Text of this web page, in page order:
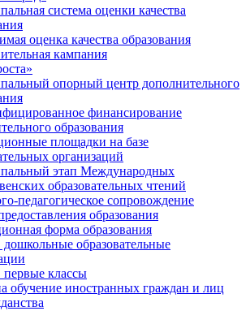
система оценки качества
оценка качества образования
кампания
опорный центр дополнительного
финансирование
образования
площадки на базе
организаций
этап Международных
образовательных чтений
педагогическое сопровождение
образования
форма образования
образовательные
классы
обучение иностранных граждан и лиц